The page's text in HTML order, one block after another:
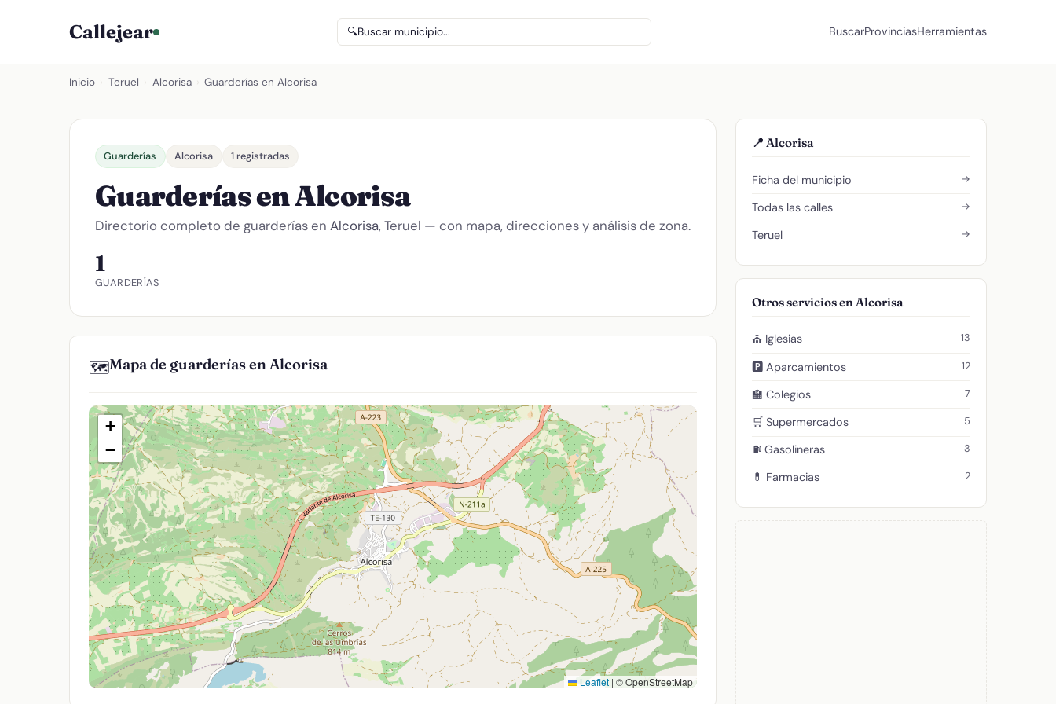
Callejear 🔍Buscar municipio... BuscarProvinciasHerramientas
Inicio Teruel Alcorisa Guarderías en Alcorisa
Guarderías Alcorisa 1 registradas
Guarderías en Alcorisa
Directorio completo de guarderías en Alcorisa, Teruel — con mapa, direcciones y análisis de zona.
1
GUARDERÍAS
🗺️Mapa de guarderías en Alcorisa
+
−
Leaflet | © OpenStreetMap
📍 Alcorisa
Ficha del municipio →
Todas las calles →
Teruel →
Otros servicios en Alcorisa
⛪ Iglesias 13
🅿️ Aparcamientos 12
🏫 Colegios 7
🛒 Supermercados 5
⛽ Gasolineras 3
💊 Farmacias 2